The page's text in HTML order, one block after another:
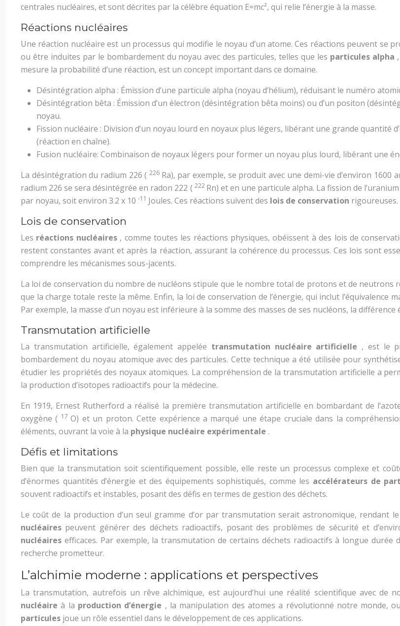
centrales nucléaires, et sont décrites par la célèbre équation E=mc², qui relie l’énergie à la masse.
Réactions nucléaires
Une réaction nucléaire est un processus qui modifie le noyau d’un atome. Ces réactions peuvent se
ou être induites par le bombardement du noyau avec des particules, telles que les particules alpha
mesure la probabilité d’une réaction, est un concept important dans ce domaine.
Désintégration alpha : Émission d’une particule alpha (noyau d’hélium), réduisant le numéro
Désintégration bêta : Émission d’un électron (désintégration bêta moins) ou d’un positon
noyau.
Fission nucléaire : Division d’un noyau lourd en noyaux plus légers, libérant une grande quantité
(réaction en chaîne).
Fusion nucléaire: Combinaison de noyaux légers pour former un noyau plus lourd, libérant une
La désintégration du radium 226 (226 Ra), par exemple, se produit avec une demi-vie d’environ 1600
radium 226 se sera désintégrée en radon 222 ( 222 Rn) et en une particule alpha. La fission de l’uranium
par noyau, soit environ 3.2 x 10 -11 Joules. Ces réactions suivent des lois de conservation rigoureuses.
Lois de conservation
Les réactions nucléaires , comme toutes les réactions physiques, obéissent à des lois de
restent constantes avant et après la réaction, assurant la cohérence du processus. Ces lois sont
comprendre les mécanismes sous-jacents.
La loi de conservation du nombre de nucléons stipule que le nombre total de protons et de neutrons
que la charge totale reste la même. Enfin, la loi de conservation de l’énergie, qui inclut l’équivalence
Par exemple, la masse d’un noyau est inférieure à la somme des masses de ses nucléons, la différence
Transmutation artificielle
La transmutation artificielle, également appelée transmutation nucléaire artificielle , est le
bombardement du noyau atomique avec des particules. Cette technique a été utilisée pour
étudier les propriétés des noyaux atomiques. La compréhension de la transmutation artificielle a
la production d’isotopes radioactifs pour la médecine.
En 1919, Ernest Rutherford a réalisé la première transmutation artificielle en bombardant de
oxygène ( 17O) et un proton. Cette expérience a marqué une étape cruciale dans la
éléments, ouvrant la voie à la physique nucléaire expérimentale .
Défis et limitations
Bien que la transmutation soit scientifiquement possible, elle reste un processus complexe et
d’énormes quantités d’énergie et des équipements sophistiqués, comme les accélérateurs de
souvent radioactifs et instables, posant des défis en termes de gestion des déchets.
Le coût de la production d’un seul gramme d’or par transmutation serait astronomique, rendant
nucléaires peuvent générer des déchets radioactifs, posant des problèmes de sécurité et
nucléaires efficaces. Par exemple, la transmutation de certains déchets radioactifs à longue
recherche prometteur.
L’alchimie moderne : applications et perspectives
La transmutation, autrefois un rêve alchimique, est aujourd’hui une réalité scientifique avec de
nucléaireà la production d’énergie , la manipulation des atomes a révolutionné notre monde,
particules joue un rôle essentiel dans le développement de ces applications.